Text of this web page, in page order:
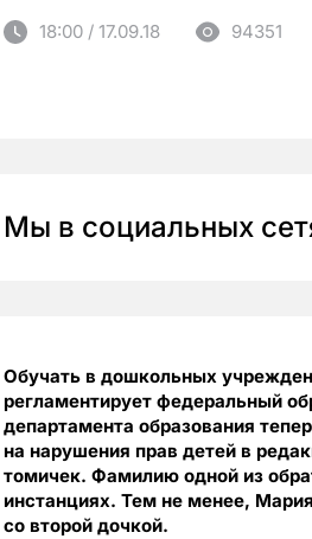
18:00 / 17.09.18 94351
Мы в социальных
Обучать в дошкольных
регламентирует федеральный
департамента образования
на нарушения прав детей в
томичек. Фамилию одной из
инстанциях. Тем не менее,
со второй дочкой.